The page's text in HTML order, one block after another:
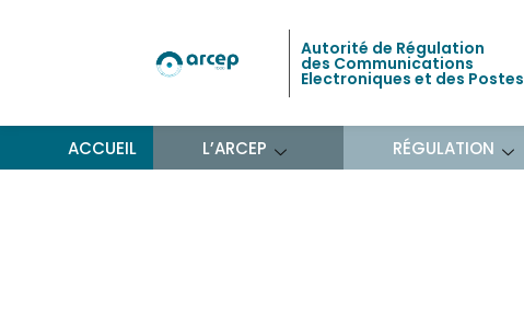
Autorité de Régulation
des Communications
Electroniques et des Postes
ACCUEIL L’ARCEP RÉGULATION